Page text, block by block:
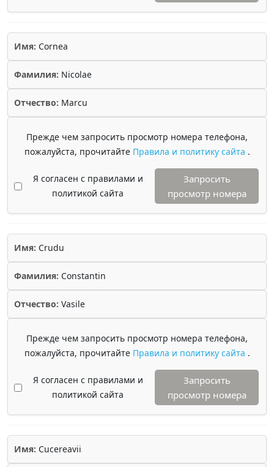
Имя: Cornea
Фамилия: Nicolae
Отчество: Marcu
Прежде чем запросить просмотр номера телефона,
пожалуйста, прочитайте Правила и политику сайта .
Я согласен с правилами и
политикой сайта
Запросить
просмотр номера
Имя: Crudu
Фамилия: Constantin
Отчество: Vasile
Прежде чем запросить просмотр номера телефона,
пожалуйста, прочитайте Правила и политику сайта .
Я согласен с правилами и
политикой сайта
Запросить
просмотр номера
Имя: Cucereavii